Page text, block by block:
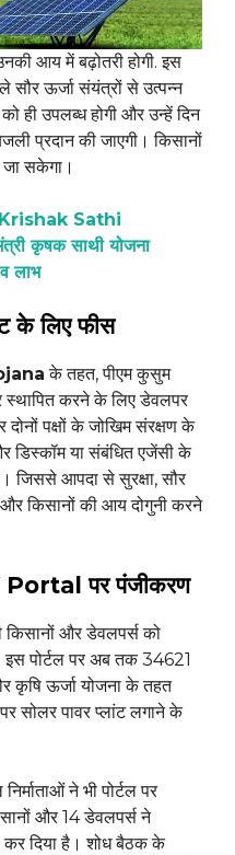
आय में बढ़ोतरी होगी. इस
सौर ऊर्जा संयंत्रों से उत्पन्न
ही उपलब्ध होगी और उन्हें दिन
प्रदान की जाएगी। किसानों
जा सकेगा।
Sathi
कृषक साथी योजना
लाभ
के लिए फीस
के तहत, पीएम कुसुम
स्थापित करने के लिए डेवलपर
पक्षों के जोखिम संरक्षण के
डिस्कॉम या संबंधित एजेंसी के
जिससे आपदा से सुरक्षा, सौर
किसानों की आय दोगुनी करने
Portal पर पंजीकरण
किसानों और डेवलपर्स को
इस पोर्टल पर अब तक 34621
ऊर्जा योजना के तहत
सोलर पावर प्लांट लगाने के
ने भी पोर्टल पर
और 14 डेवलपर्स ने
कर दिया है। शोध बैठक के